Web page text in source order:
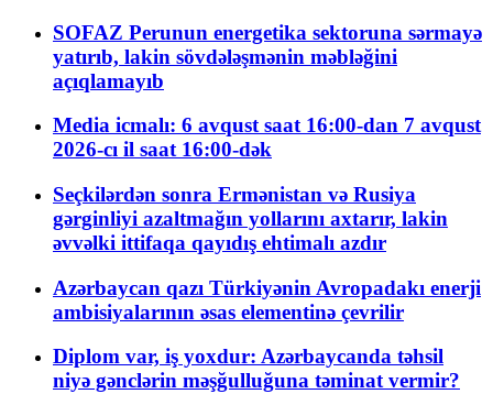
SOFAZ Perunun energetika sektoruna sərmayə
yatırıb, lakin sövdələşmənin məbləğini
açıqlamayıb
Media icmalı: 6 avqust saat 16:00-dan 7 avqust
2026-cı il saat 16:00-dək
Seçkilərdən sonra Ermənistan və Rusiya
gərginliyi azaltmağın yollarını axtarır, lakin
əvvəlki ittifaqa qayıdış ehtimalı azdır
Azərbaycan qazı Türkiyənin Avropadakı enerji
ambisiyalarının əsas elementinə çevrilir
Diplom var, iş yoxdur: Azərbaycanda təhsil
niyə gənclərin məşğulluğuna təminat vermir?